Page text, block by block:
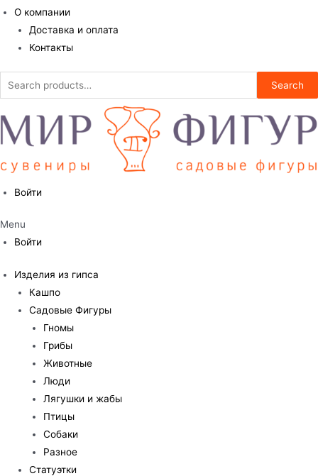
О компании
Доставка и оплата
Контакты
Search
for:
Search
Войти
Menu
Войти
Изделия из гипса
Кашпо
Садовые Фигуры
Гномы
Грибы
Животные
Люди
Лягушки и жабы
Птицы
Собаки
Разное
Статуэтки